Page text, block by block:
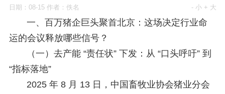
日期：08-15 作者：佚名 - 小 + 大
一、百万猪企巨头聚首北京：这场决定行业命
运的会议释放哪些信号？
（一）去产能 “责任状” 下发：从 “口头呼吁” 到
“指标落地”
2025 年 8 月 13 日，中国畜牧业协会猪业分会